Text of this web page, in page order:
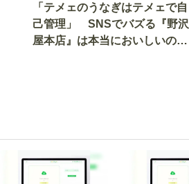
「テメェのうなぎはテメェで自
己管理」 SNSでバズる『野沢
屋本店』は本当においしいの